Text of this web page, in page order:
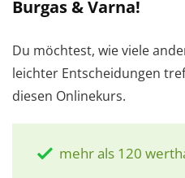
Burgas & Varna!
Du möchtest, wie viele
leichter Entscheidungen
diesen Onlinekurs.
mehr als 120